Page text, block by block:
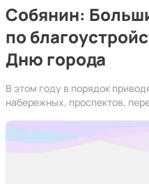
Собянин:
по
Дню города
В этом году в порядок
набережных, проспектов,